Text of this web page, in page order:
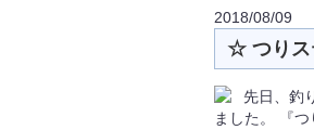
2018/08/09
☆ つりス
先日、釣
ました。 『